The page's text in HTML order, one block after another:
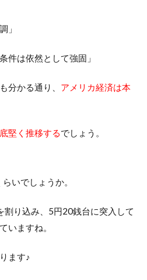
」
件は依然として強固」
分かる通り、 アメリカ経済は本
堅く推移するでしょう。
いでしょうか。
り込み、5円20銭台に突入して
いますね。
ます♪